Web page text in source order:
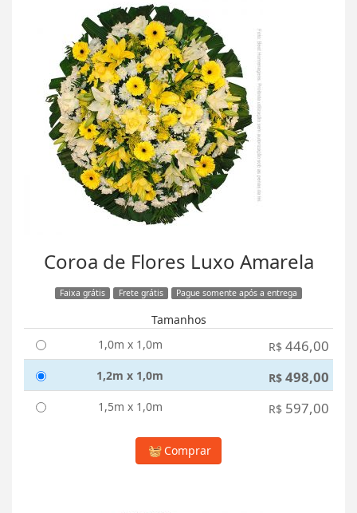
Coroa de Flores Luxo Amarela
Faixa grátis Frete grátis Pague somente após a entrega
Tamanhos
1,0m x 1,0m
R$ 446,00
1,2m x 1,0m R$ 498,00
1,5m x 1,0m R$ 597,00
Comprar